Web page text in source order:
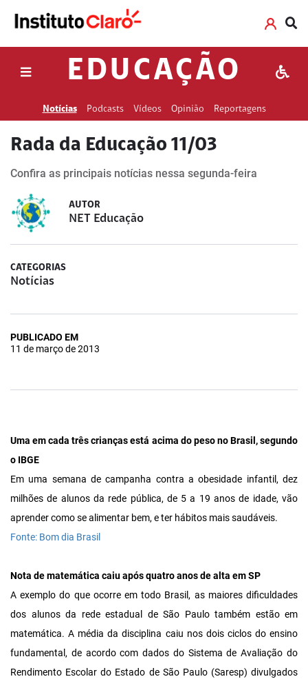
EDUCAÇÃO
Notícias Podcasts Vídeos Opinião Reportagens
Rada da Educação 11/03
Confira as principais notícias nessa segunda-feira
AUTOR
NET Educação
CATEGORIAS
Notícias
PUBLICADO EM
11 de março de 2013
Uma em cada três crianças está acima do peso no Brasil, segundo
o IBGE
Em uma semana de campanha contra a obesidade infantil, dez
milhões de alunos da rede pública, de 5 a 19 anos de idade, vão
aprender como se alimentar bem, e ter hábitos mais saudáveis.
Fonte: Bom dia Brasil
Nota de matemática caiu após quatro anos de alta em SP
A exemplo do que ocorre em todo Brasil, as maiores dificuldades
dos alunos da rede estadual de São Paulo também estão em
matemática. A média da disciplina caiu nos dois ciclos do ensino
fundamental, de acordo com dados do Sistema de Avaliação do
Rendimento Escolar do Estado de São Paulo (Saresp) divulgados